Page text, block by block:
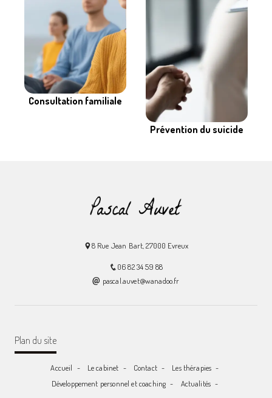
Consultation familiale
Prévention du suicide
8 Rue Jean Bart, 27000 Evreux
06 82 34 59 88
pascal.auvet@wanadoo.fr
Plan du site
Accueil Le cabinet Contact
Les thérapies
Développement personnel et coaching
Actualités